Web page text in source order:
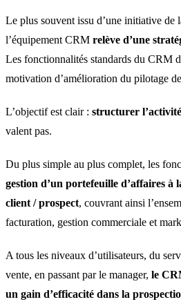
Le plus souvent issu d’une initiative de
l’équipement CRM relève d’une
Les fonctionnalités standards du CRM
motivation d’amélioration du pilotage
L’objectif est clair : structurer l’activité
valent pas.
Du plus simple au plus complet, les
gestion d’un portefeuille d’affaires à
client / prospect, couvrant ainsi
facturation, gestion commerciale et
A tous les niveaux d’utilisateurs, du
vente, en passant par le manager, le
un gain d’efficacité dans la